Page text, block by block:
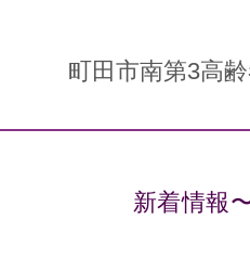
町田市南第3高
新着情報